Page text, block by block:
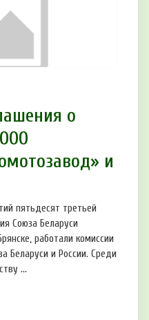
о
и
пятьдесят третьей
Союза Беларуси
работали комиссии
Беларуси и России. Среди
...